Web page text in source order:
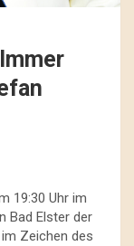
19:30 Uhr im
Bad Elster der
Zeichen des